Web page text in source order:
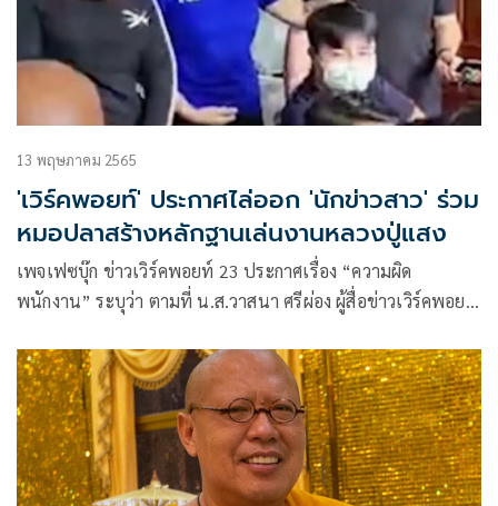
13 พฤษภาคม 2565
'เวิร์คพอยท์' ประกาศไล่ออก 'นักข่าวสาว' ร่วม
หมอปลาสร้างหลักฐานเล่นงานหลวงปู่แสง
เพจเฟซบุ๊ก ข่าวเวิร์คพอยท์ 23 ประกาศเรื่อง “ความผิด
พนักงาน” ระบุว่า ตามที่ น.ส.วาสนา ศรีผ่อง ผู้สื่อข่าวเวิร์คพอยท์
ทำข่าวของหลวงปู่แสง โดยมีความผิดดังนี้